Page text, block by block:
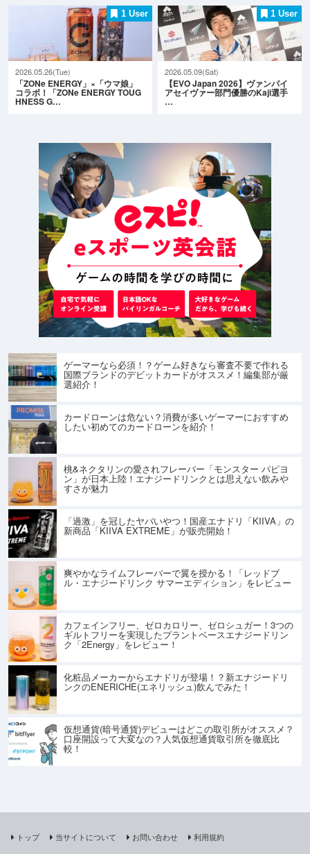
1 User
2026.05.26(Tue)
「ZONe ENERGY」×「ウマ娘」
コラボ！「ZONe ENERGY TOUG
HNESS G…
1 User
2026.05.09(Sat)
【EVO Japan 2026】ヴァンパイ
アセイヴァー部門優勝のKaji選手
…
ゲーマーなら必須！？ゲーム好きなら審査不要で作れる
国際ブランドのデビットカードがオススメ！編集部が厳
選紹介！
カードローンは危ない？消費が多いゲーマーにおすすめ
したい初めてのカードローンを紹介！
桃&ネクタリンの愛されフレーバー「モンスター パピヨ
ン」が日本上陸！エナジードリンクとは思えない飲みや
すさが魅力
「過激」を冠したヤバいやつ！国産エナドリ「KIIVA」の
新商品「KIIVA EXTREME」が販売開始！
爽やかなライムフレーバーで翼を授かる！「レッドブ
ル・エナジードリンク サマーエディション」をレビュー
カフェインフリー、ゼロカロリー、ゼロシュガー！3つの
ギルトフリーを実現したプラントベースエナジードリン
ク「2Energy」をレビュー！
化粧品メーカーからエナドリが登場！？新エナジードリ
ンクのENERICHE(エネリッシュ)飲んでみた！
仮想通貨(暗号通貨)デビューはどこの取引所がオススメ？
口座開設って大変なの？人気仮想通貨取引所を徹底比
較！
トップ 当サイトについて お問い合わせ
利用規約